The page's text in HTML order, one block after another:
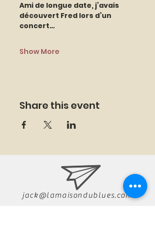
Ami de longue date, j’avais
découvert Fred lors d’un
concert…
Show More
Share this event
jack@lamaisondublues.com